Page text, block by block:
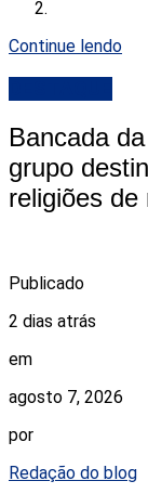
Continue lendo
Bancada
grupo
religiões
Publicado
2 dias atrás
em
agosto 7, 2026
por
Redação do blog